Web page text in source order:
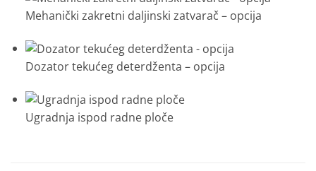
Mehanički zakretni daljinski zatvarač – opcija
Dozator tekućeg deterdženta – opcija
Ugradnja ispod radne ploče